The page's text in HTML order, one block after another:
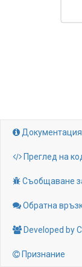
 Документация
 Преглед на
 Съобщаване
 Обратна
 Developed by
 Признание